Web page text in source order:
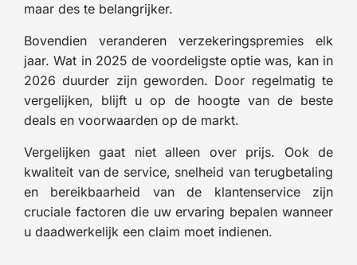
maar des te belangrijker.
Bovendien veranderen verzekeringspremies elk
jaar. Wat in 2025 de voordeligste optie was, kan in
2026 duurder zijn geworden. Door regelmatig te
vergelijken, blijft u op de hoogte van de beste
deals en voorwaarden op de markt.
Vergelijken gaat niet alleen over prijs. Ook de
kwaliteit van de service, snelheid van terugbetaling
en bereikbaarheid van de klantenservice zijn
cruciale factoren die uw ervaring bepalen wanneer
u daadwerkelijk een claim moet indienen.